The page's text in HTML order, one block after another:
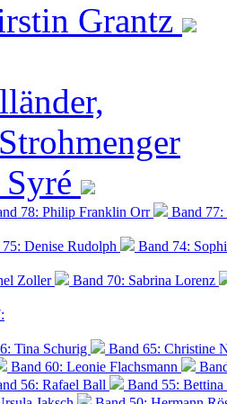
Grantz
78: Philip Franklin Orr
Band
Denise Rudolph
Band 74:
Zoller
Band 70: Sabrina Lorenz
Tina Schurig
Band 65: Christine
Band 60: Leonie Flachsmann
56: Rafael Ball
Band 55: